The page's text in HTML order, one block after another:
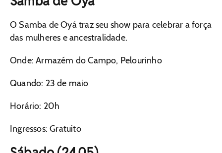
O Samba de Oyá traz seu show para celebrar a força
das mulheres e ancestralidade.
Onde: Armazém do Campo, Pelourinho
Quando: 23 de maio
Horário: 20h
Ingressos: Gratuito